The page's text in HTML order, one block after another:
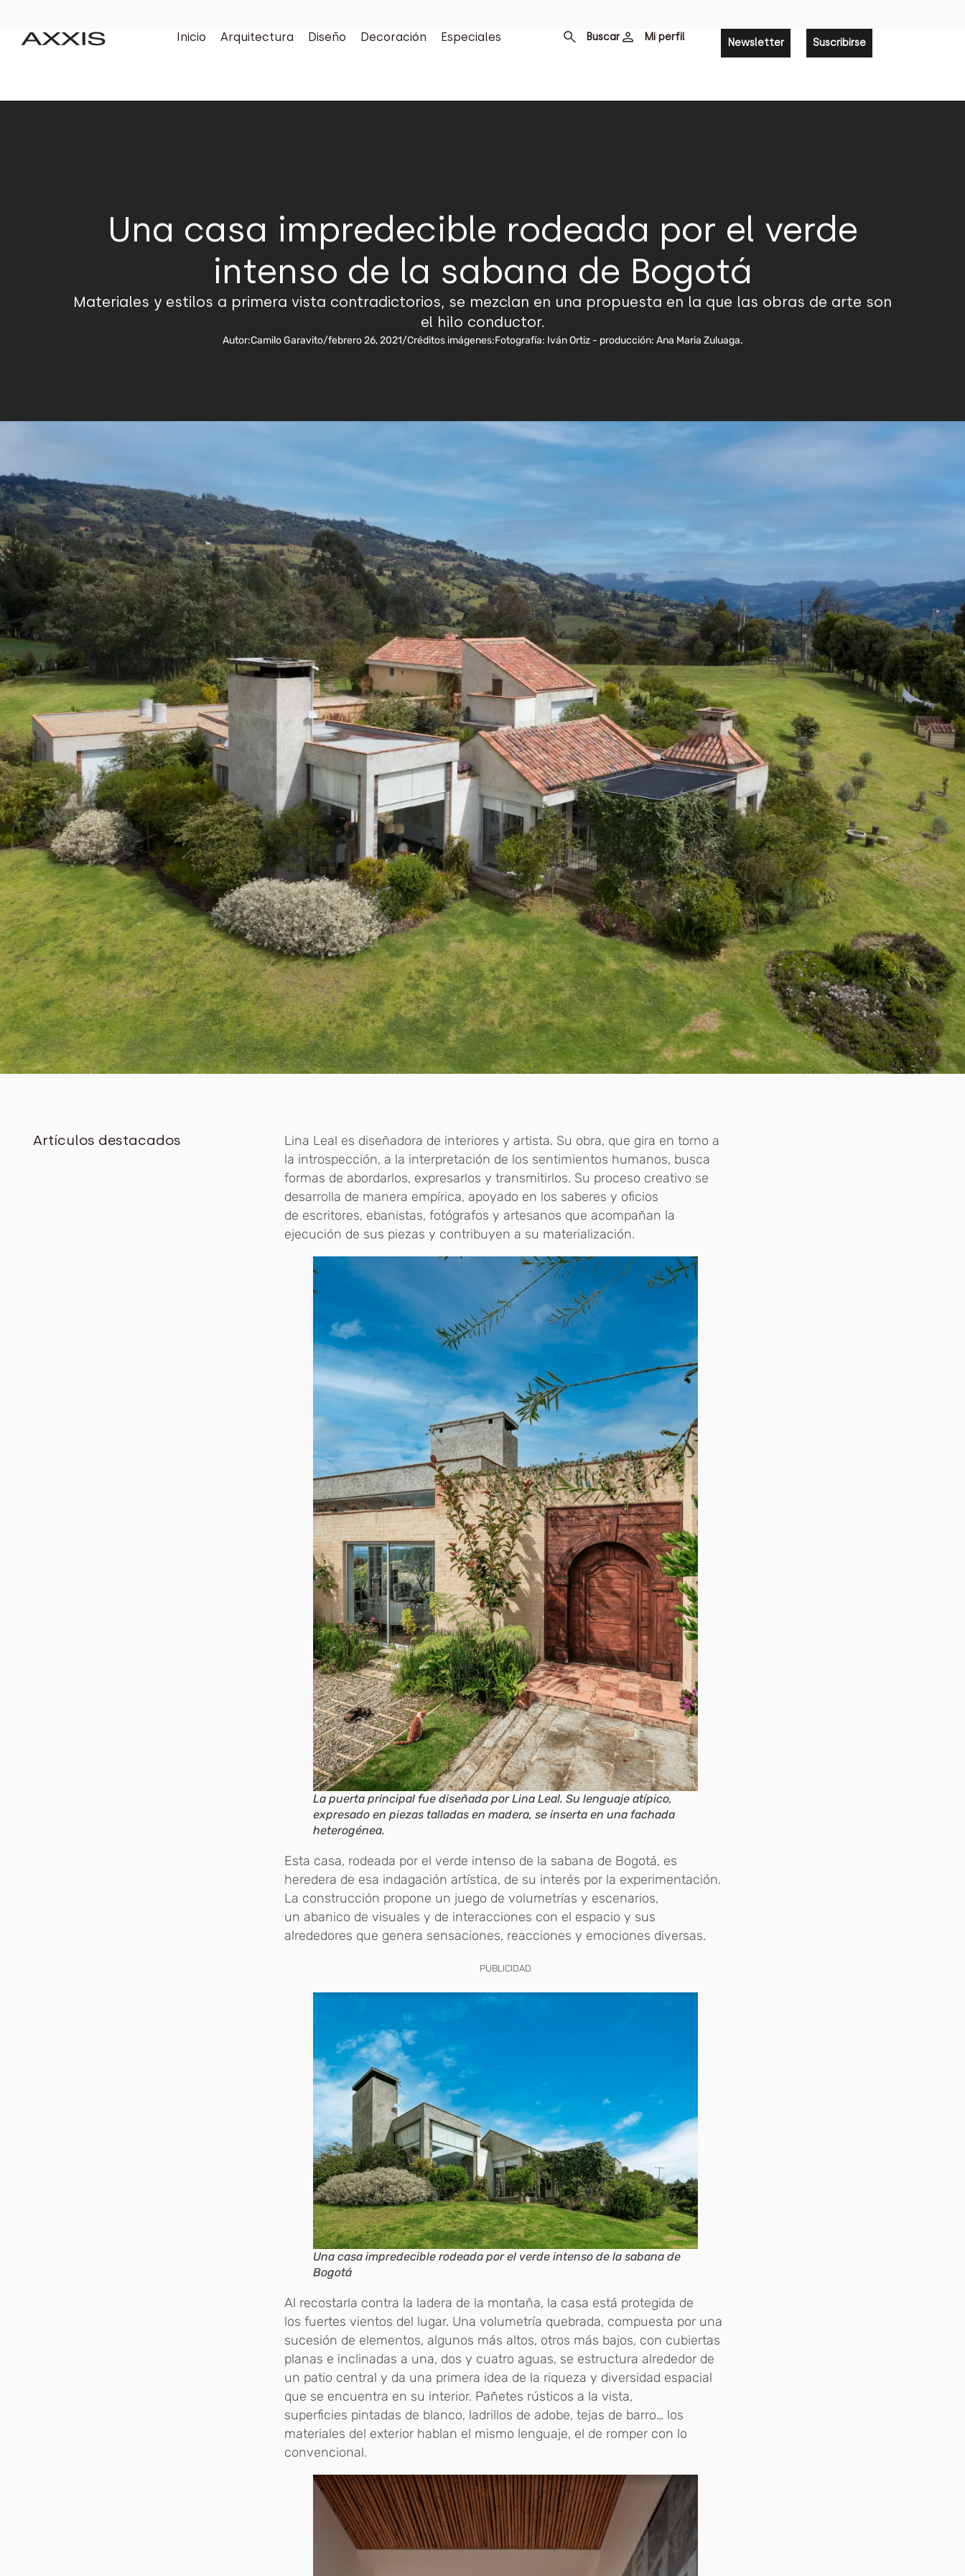
Inicio Arquitectura Diseño Decoración Especiales Buscar Mi perfil Newsletter Suscribirse
Una casa impredecible rodeada por el verde
intenso de la sabana de Bogotá
Materiales y estilos a primera vista contradictorios, se mezclan en una propuesta en la que las obras de arte son
el hilo conductor.
Autor:Camilo Garavito/febrero 26, 2021/Créditos imágenes:Fotografía: Iván Ortiz - producción: Ana Maria Zuluaga.
Artículos destacados
Lina Leal es diseñadora de interiores y artista. Su obra, que gira en torno a
la introspección, a la interpretación de los sentimientos humanos, busca
formas de abordarlos, expresarlos y transmitirlos. Su proceso creativo se
desarrolla de manera empírica, apoyado en los saberes y oficios
de escritores, ebanistas, fotógrafos y artesanos que acompañan la
ejecución de sus piezas y contribuyen a su materialización.
La puerta principal fue diseñada por Lina Leal. Su lenguaje atípico,
expresado en piezas talladas en madera, se inserta en una fachada
heterogénea.
Esta casa, rodeada por el verde intenso de la sabana de Bogotá, es
heredera de esa indagación artística, de su interés por la experimentación.
La construcción propone un juego de volumetrías y escenarios,
un abanico de visuales y de interacciones con el espacio y sus
alrededores que genera sensaciones, reacciones y emociones diversas.
PUBLICIDAD
Una casa impredecible rodeada por el verde intenso de la sabana de
Bogotá
Al recostarla contra la ladera de la montaña, la casa está protegida de
los fuertes vientos del lugar. Una volumetría quebrada, compuesta por una
sucesión de elementos, algunos más altos, otros más bajos, con cubiertas
planas e inclinadas a una, dos y cuatro aguas, se estructura alrededor de
un patio central y da una primera idea de la riqueza y diversidad espacial
que se encuentra en su interior. Pañetes rústicos a la vista,
superficies pintadas de blanco, ladrillos de adobe, tejas de barro… los
materiales del exterior hablan el mismo lenguaje, el de romper con lo
convencional.